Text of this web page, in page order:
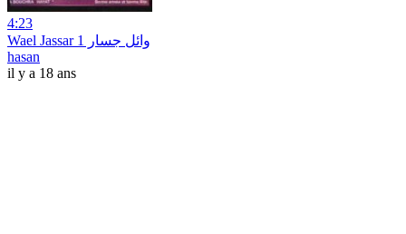
4:23
Wael Jassar وائل جسار 1
hasan
il y a 18 ans